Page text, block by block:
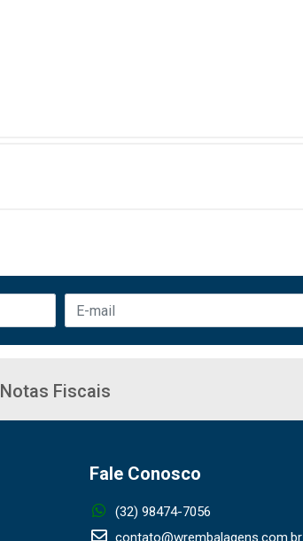
Notas Fiscais
Fale Conosco
(32) 98474-7056
contato@wrembalagens.com.br